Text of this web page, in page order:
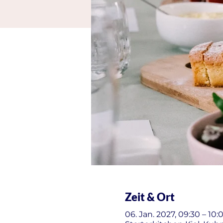
Zeit & Ort
06. Jan. 2027, 09:30 –